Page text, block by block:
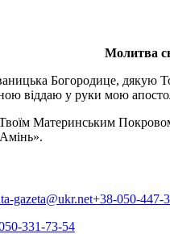
Молитва
Богородице, дякую
віддаю у руки мою
Материнським Покровом
gazeta@ukr.net+38-050-447-
331-73-54